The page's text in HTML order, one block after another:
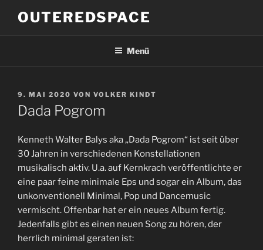
InhaltOUTEREDSPACE
Menü
VERÖFFENTLICHT
AM
9. MAI 2020 VON VOLKER KINDT
Dada Pogrom
Kenneth Walter Balys aka „Dada Pogrom“ ist seit über
30 Jahren in verschiedenen Konstellationen
musikalisch aktiv. U.a. auf Kernkrach veröffentlichte er
eine paar feine minimale Eps und sogar ein Album, das
unkonventionell Minimal, Pop und Dancemusic
vermischt. Offenbar hat er ein neues Album fertig.
Jedenfalls gibt es einen neuen Song zu hören, der
herrlich minimal geraten ist: